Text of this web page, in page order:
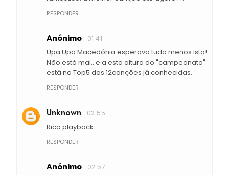
RESPONDER
Anónimo 01:41
Upa Upa Macedónia esperava tudo menos isto!
Não está mal...e a esta altura do "campeonato"
está no Top5 das 12canções já conhecidas.
RESPONDER
Unknown 02:55
Rico playback...
RESPONDER
Anónimo 02:57